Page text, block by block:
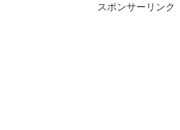
スポンサーリンク